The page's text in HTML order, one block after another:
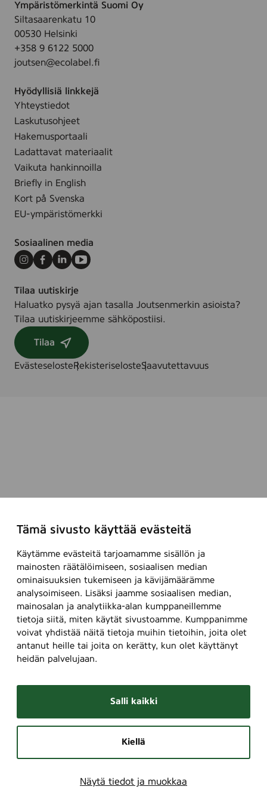
Tämä sivusto käyttää evästeitä
Käytämme evästeitä tarjoamamme sisällön ja
mainosten räätälöimiseen, sosiaalisen median
ominaisuuksien tukemiseen ja kävijämäärämme
analysoimiseen. Lisäksi jaamme sosiaalisen median,
mainosalan ja analytiikka-alan kumppaneillemme
tietoja siitä, miten käytät sivustoamme. Kumppanimme
voivat yhdistää näitä tietoja muihin tietoihin, joita olet
antanut heille tai joita on kerätty, kun olet käyttänyt
heidän palvelujaan.
Salli kaikki
Kiellä
Näytä tiedot ja muokkaa
Ympäristömerkintä Suomi Oy
Siltasaarenkatu 10
00530 Helsinki
+358 9 6122 5000
joutsen@ecolabel.fi
Hyödyllisiä linkkejä
Yhteystiedot
Laskutusohjeet
Hakemusportaali
Ladattavat materiaalit
Vaikuta hankinnoilla
Briefly in English
Kort på Svenska
EU-ympäristömerkki
Sosiaalinen media
Instagram
Facebook
LinkedInYoutube
Tilaa uutiskirje
Haluatko pysyä ajan tasalla Joutsenmerkin asioista?
Tilaa uutiskirjeemme sähköpostiisi.
Tilaa
EvästeselosteRekisteriselosteSaavutettavuus